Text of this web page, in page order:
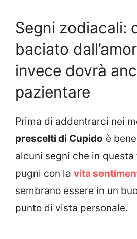
Segni zodiacali:
baciato
invece dovrà
pazientare
Prima di addentrarci nei
prescelti di Cupido è
alcuni segni che in questa
pugni con la vita
sembrano essere in un
punto di vista personale.